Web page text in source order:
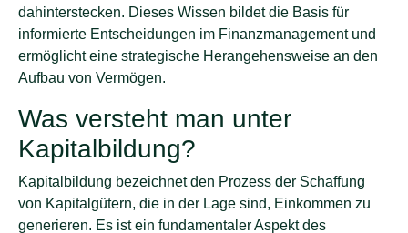
dahinterstecken. Dieses Wissen bildet die Basis für
informierte Entscheidungen im Finanzmanagement und
ermöglicht eine strategische Herangehensweise an den
Aufbau von Vermögen.
Was versteht man unter
Kapitalbildung?
Kapitalbildung bezeichnet den Prozess der Schaffung
von Kapitalgütern, die in der Lage sind, Einkommen zu
generieren. Es ist ein fundamentaler Aspekt des